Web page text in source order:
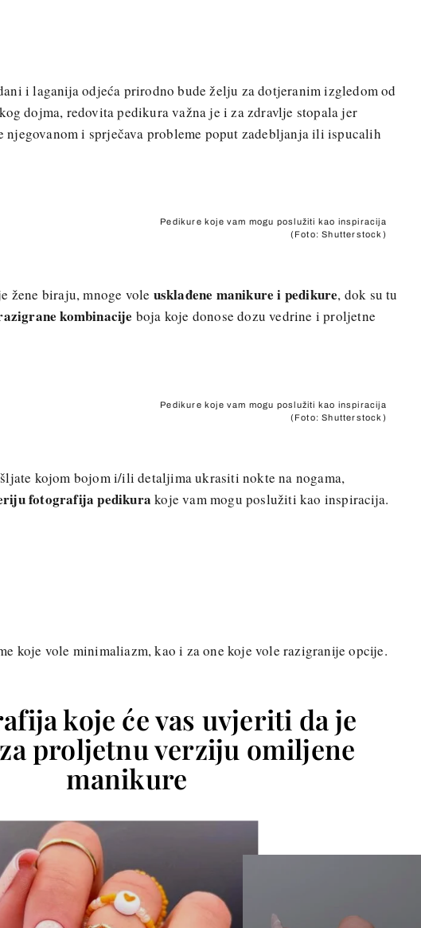
i laganija odjeća prirodno bude želju za dotjeranim izgledom od
dojma, redovita pedikura važna je i za zdravlje stopala jer
njegovanom i sprječava probleme poput zadebljanja ili ispucalih
Pedikure koje vam mogu poslužiti kao inspiracija
(Foto: Shutterstock)
žene biraju, mnoge vole usklađene manikure i pedikure, dok su tu
kombinacije boja koje donose dozu vedrine i proljetne
Pedikure koje vam mogu poslužiti kao inspiracija
(Foto: Shutterstock)
kojom bojom i/ili detaljima ukrasiti nokte na nogama,
fotografija pedikura koje vam mogu poslužiti kao inspiracija.
koje vole minimaliazm, kao i za one koje vole razigranije opcije.
koje će vas uvjeriti da je
proljetnu verziju omiljene
manikure